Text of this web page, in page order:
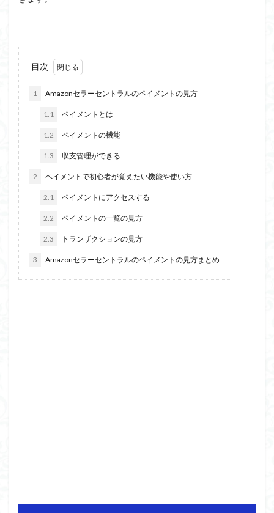
目次
1 Amazonセラーセントラルのペイメントの見方
1.1 ペイメントとは
1.2 ペイメントの機能
1.3 収支管理ができる
2 ペイメントで初心者が覚えたい機能や使い方
2.1 ペイメントにアクセスする
2.2 ペイメントの一覧の見方
2.3 トランザクションの見方
3 Amazonセラーセントラルのペイメントの見方まとめ